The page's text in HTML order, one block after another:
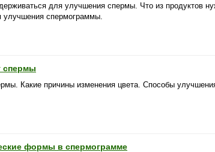
для улучшения спермы. Что из продуктов
улучшения спермограммы.
спермы
Какие причины изменения цвета. Способы
формы в спермограмме